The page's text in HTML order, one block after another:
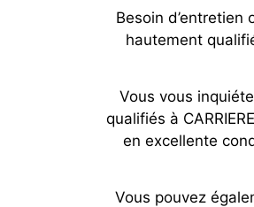
Besoin d’entretien
hautement
Vous vous
qualifiés à
en excellente
Vous pouvez